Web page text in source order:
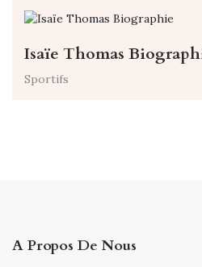
Isaïe Thomas
Sportifs
A Propos De Nous